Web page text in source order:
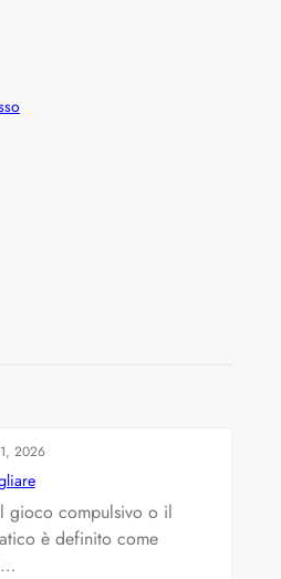
2026
gioco compulsivo o il
è definito come